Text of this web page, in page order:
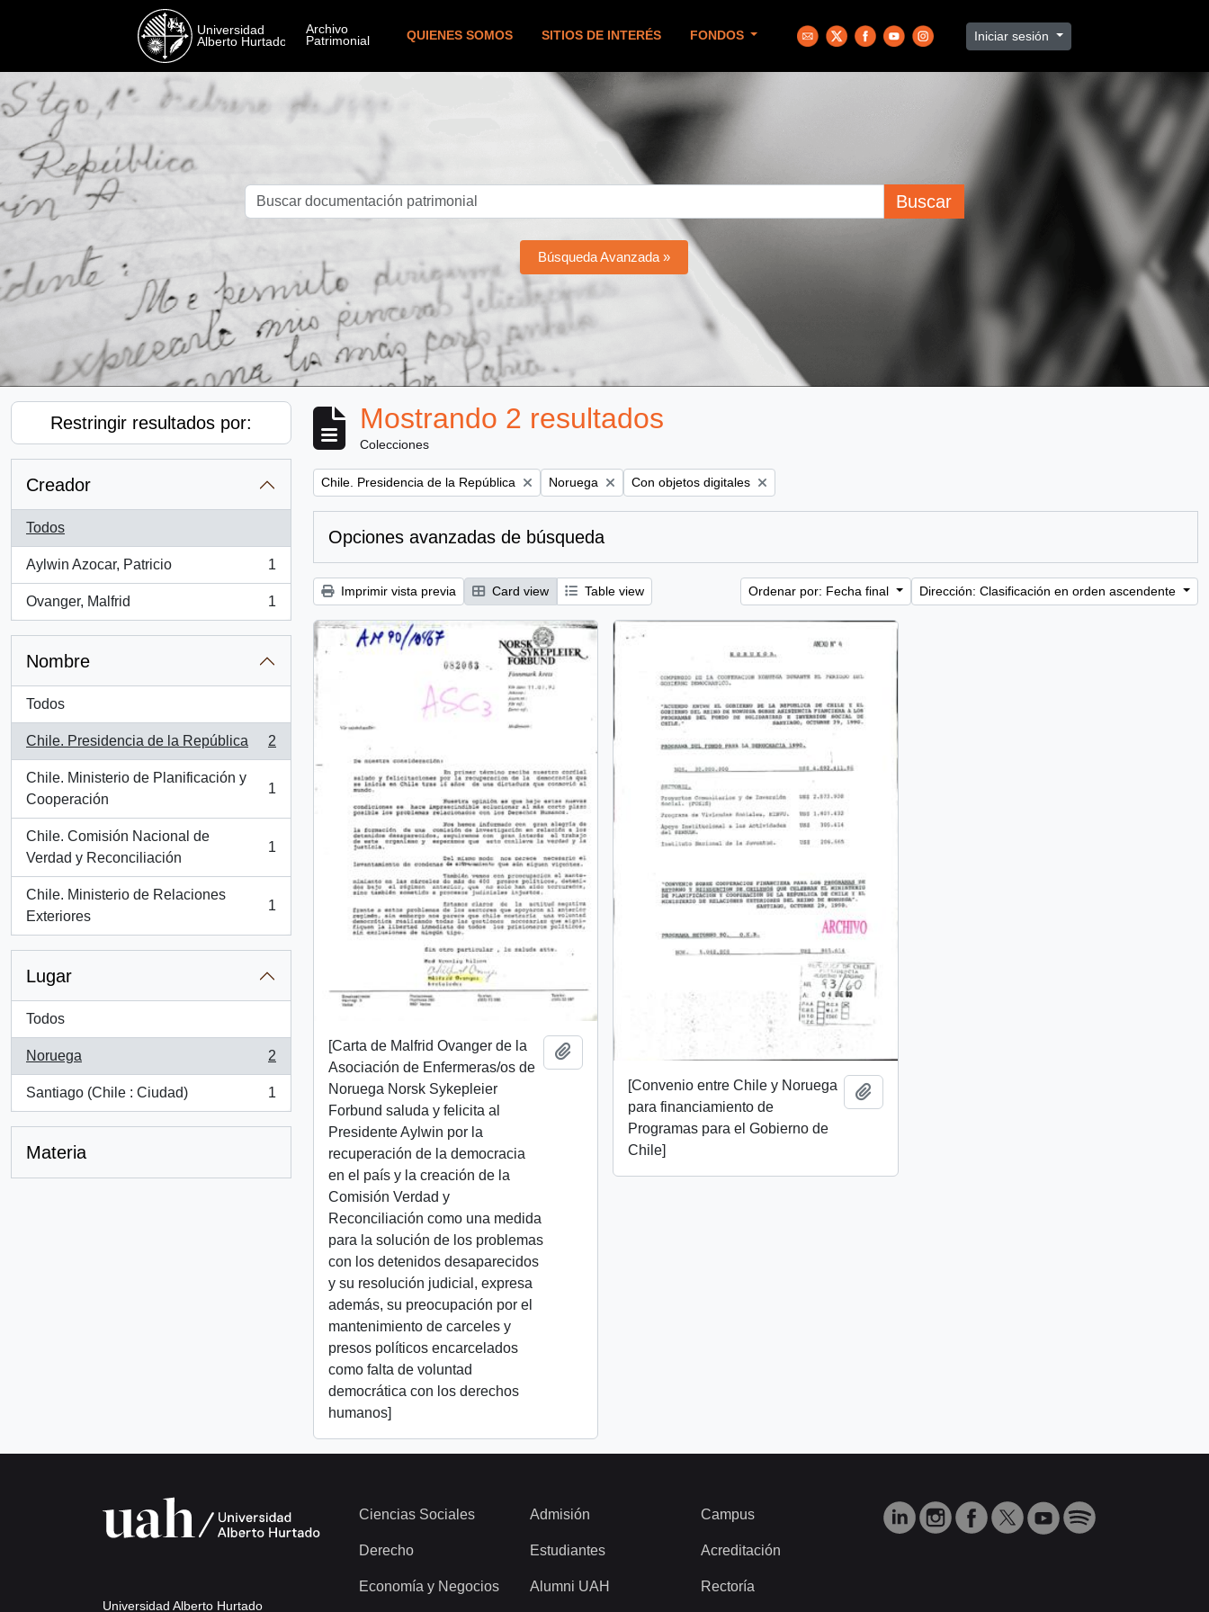
QUIENES SOMOS SITIOS DE INTERÉS FONDOS Iniciar sesión
Buscar
Búsqueda Avanzada »
Restringir resultados por:
Creador
Todos
Aylwin Azocar, Patricio
, 1 resultados
1
Ovanger, Malfrid
, 1 resultados
1
Nombre
Todos
Chile. Presidencia de la República
, 2 resultados
2
Chile. Ministerio de Planificación y
Cooperación
, 1 resultados
1
Chile. Comisión Nacional de
Verdad y Reconciliación
, 1 resultados
1
Chile. Ministerio de Relaciones
Exteriores
, 1 resultados
1
Lugar
Todos
Noruega
, 2 resultados
2
Santiago (Chile : Ciudad)
, 1 resultados
1
Materia
Mostrando 2 resultados
Colecciones
Remove filter:
Chile. Presidencia de la República Remove filter:
Noruega Remove filter:
Con objetos digitales
Opciones avanzadas de búsqueda
Imprimir vista previa Card view Table view Ordenar por: Fecha final Dirección: Clasificación en orden ascendente
[Carta de Malfrid Ovanger de la
Asociación de Enfermeras/os de
Noruega Norsk Sykepleier
Forbund saluda y felicita al
Presidente Aylwin por la
recuperación de la democracia
en el país y la creación de la
Comisión Verdad y
Reconciliación como una medida
para la solución de los problemas
con los detenidos desaparecidos
y su resolución judicial, expresa
además, su preocupación por el
mantenimiento de carceles y
presos políticos encarcelados
como falta de voluntad
democrática con los derechos
humanos]
[Convenio entre Chile y Noruega
para financiamiento de
Programas para el Gobierno de
Chile]
Añadir al portapapeles
Universidad Alberto Hurtado
Ciencias Sociales
Derecho
Economía y Negocios
Admisión
Estudiantes
Alumni UAH
Campus
Acreditación
Rectoría